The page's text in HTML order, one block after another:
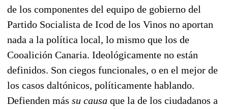
de los componentes del equipo de gobierno del
Partido Socialista de Icod de los Vinos no aportan
nada a la política local, lo mismo que los de
Cooalición Canaria. Ideológicamente no están
definidos. Son ciegos funcionales, o en el mejor de
los casos daltónicos, políticamente hablando.
Defienden más su causa que la de los ciudadanos a